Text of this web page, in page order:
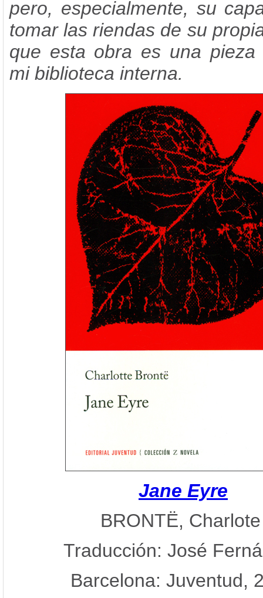
pero, especialmente, su
tomar las riendas de su
que esta obra es una pieza
mi biblioteca interna.
Jane Eyre
BRONTË,
Traducción: José
Barcelona: Juventud,